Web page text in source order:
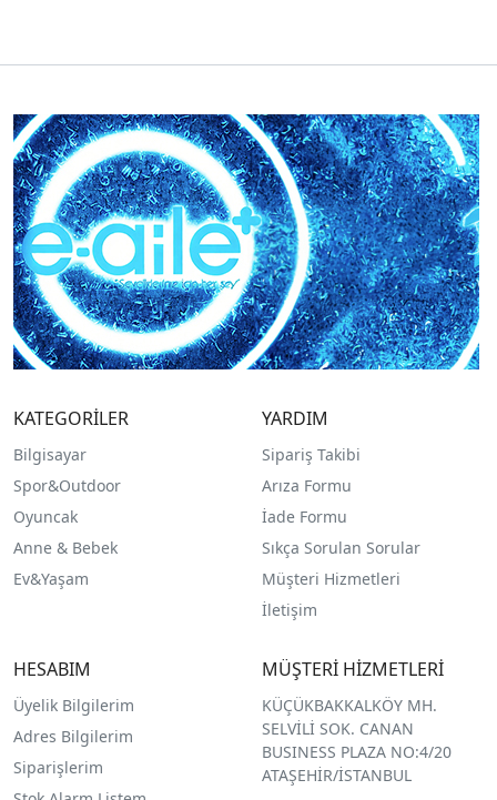
KATEGORİLER
Bilgisayar
Spor&Outdoor
Oyuncak
Anne & Bebek
Ev&Yaşam
YARDIM
Sipariş Takibi
Arıza Formu
İade Formu
Sıkça Sorulan Sorular
Müşteri Hizmetleri
İletişim
HESABIM
Üyelik Bilgilerim
Adres Bilgilerim
Siparişlerim
MÜŞTERİ HİZMETLERİ
KÜÇÜKBAKKALKÖY MH.
SELVİLİ SOK. CANAN
BUSINESS PLAZA NO:4/20
ATAŞEHİR/İSTANBUL